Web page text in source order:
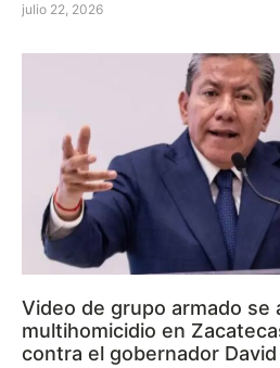
julio 22, 2026
Video de grupo armado se
multihomicidio en
contra el gobernador